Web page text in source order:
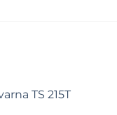
TS 215T